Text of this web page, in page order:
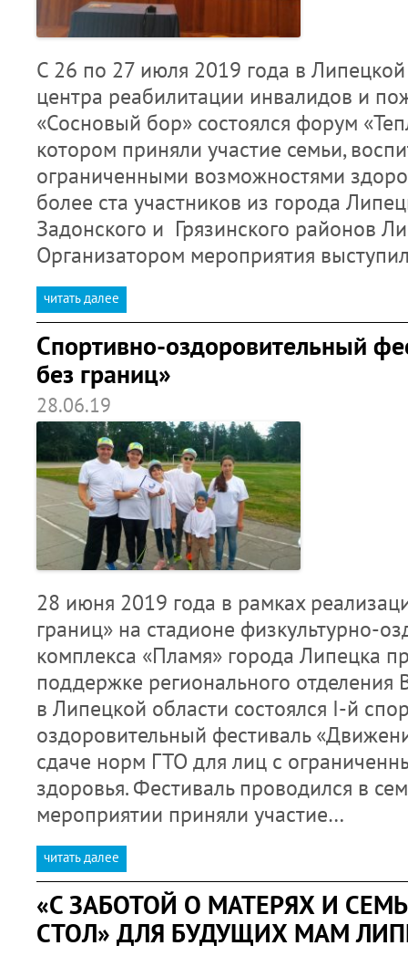
С 26 по 27 июля 2019 года в
центра реабилитации инвалидов и
«Сосновый бор» состоялся форум
котором приняли участие семьи,
ограниченными возможностями
более ста участников из города
Задонского и Грязинского районов
Организатором мероприятия
читать далее
Спортивно-оздоровительный
без границ»
28.06.19
28 июня 2019 года в рамках
границ» на стадионе физкультурно-
комплекса «Пламя» города Липецка
поддержке регионального
в Липецкой области состоялся I-й
оздоровительный фестиваль
сдаче норм ГТО для лиц с
здоровья. Фестиваль проводился в
мероприятии приняли участие…
читать далее
«С ЗАБОТОЙ О МАТЕРЯХ И
СТОЛ» ДЛЯ БУДУЩИХ МАМ